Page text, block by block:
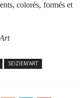
colorés, formés et
SEIZIEM'ART